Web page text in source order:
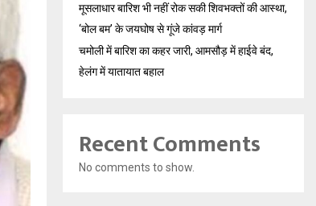
मूसलाधार बारिश भी नहीं रोक सकी शिवभक्तों की आस्था,
‘बोल बम’ के जयघोष से गूंजे कांवड़ मार्ग
चमोली में बारिश का कहर जारी, आमसौड़ में हाईवे बंद,
हेलंग में यातायात बहाल
Recent Comments
No comments to show.